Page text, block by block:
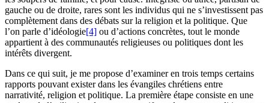
gauche ou de droite, rares sont les individus qui ne s’investissent pas
complètement dans des débats sur la religion et la politique. Que
l’on parle d’idéologie[4] ou d’actions concrètes, tout le monde
appartient à des communautés religieuses ou politiques dont les
intérêts divergent.
Dans ce qui suit, je me propose d’examiner en trois temps certains
rapports pouvant exister dans les évangiles chrétiens entre
narrativité, religion et politique. La première étape consiste en une